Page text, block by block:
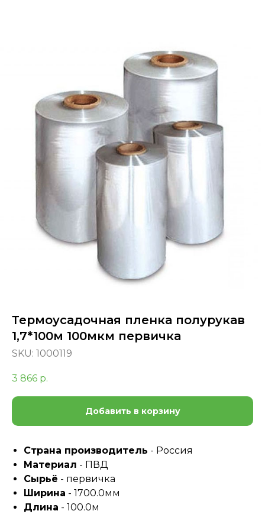
Термоусадочная пленка полурукав
1,7*100м 100мкм первичка
SKU: 1000119
3 866 р.
Добавить в корзину
Страна производитель - Россия
Материал - ПВД
Сырьё - первичка
Ширина - 1700.0мм
Длина - 100.0м